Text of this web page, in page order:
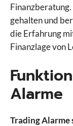
gehalten und
die Erfahrung
Finanzlage von
Alarme
Trading Alarme